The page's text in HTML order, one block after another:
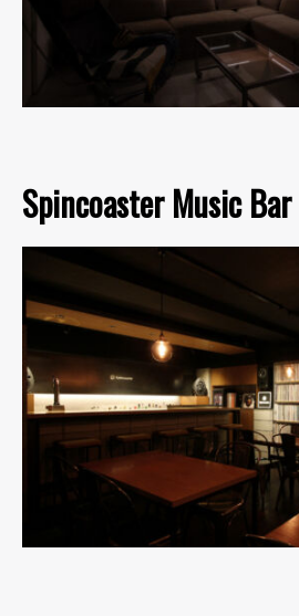
Spincoaster Music